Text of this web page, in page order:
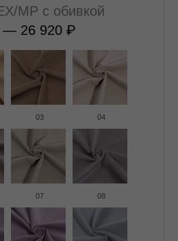
MP с обивкой
— 26 920
03 04
07 08